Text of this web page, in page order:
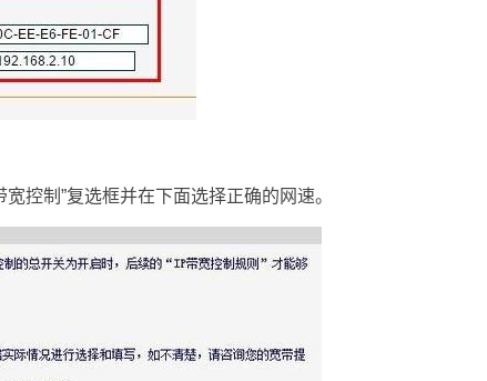
控制”复选框并在下面选择正确的网速。